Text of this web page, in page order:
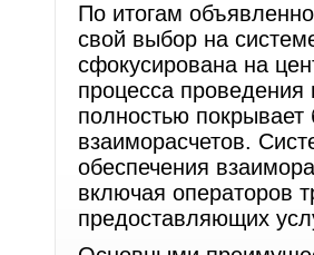
По итогам
свой выбор на
сфокусирована на
процесса проведения
полностью покрывает
взаиморасчетов.
обеспечения
включая операторов
предоставляющих